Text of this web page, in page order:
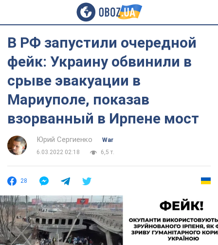
В РФ запустили очередной
фейк: Украину обвинили в
срыве эвакуации в
Мариуполе, показав
взорванный в Ирпене мост
Юрий Сергиенко
War
6.03.2022 02:18
6,5 т.
28